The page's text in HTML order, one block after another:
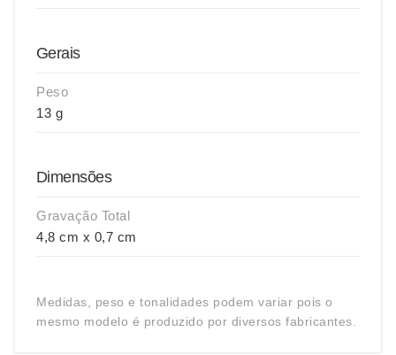
Gerais
Peso
13 g
Dimensões
Gravação Total
4,8 cm x 0,7 cm
Medidas, peso e tonalidades podem variar pois o
mesmo modelo é produzido por diversos fabricantes.